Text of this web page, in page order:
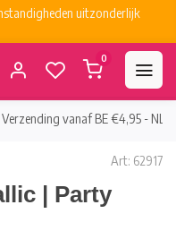
uitzonderlijk
0
Verzending vanaf BE €4,95 - NL
Art: 62917
| Party